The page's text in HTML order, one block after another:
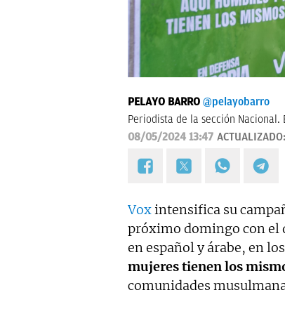
PELAYO BARRO @pelayobarro
Periodista de la sección
08/05/2024 13:47 ACTUALIZADO:
Vox intensifica su
próximo domingo con el
en español y árabe, en
mujeres tienen los
comunidades